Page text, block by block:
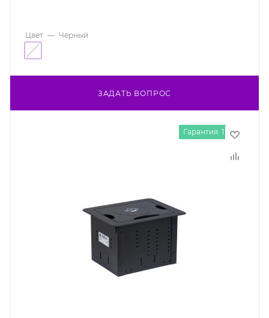
ЗАДАТЬ ВОПРОС
Цвет — Черный
Гарантия: 1 год